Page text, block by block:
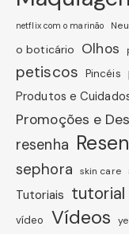
netflix com o marinão
o boticário Olhos
petiscos Pincéis
Produtos e
Promoções e
resenha
sephora skin care
Tutoriais tutorial
vídeo Vídeos